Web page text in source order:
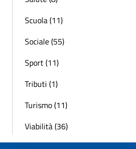
Scuola (11)
Sociale (55)
Sport (11)
Tributi (1)
Turismo (11)
Viabilità (36)